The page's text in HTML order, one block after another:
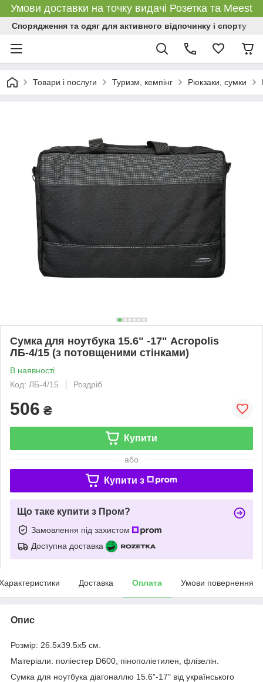
Умови доставки на точку видачі Розетка та Meest
Спорядження та одяг для активного відпочинку і спорту
Товари і послуги Туризм, кемпінг Рюкзаки, сумки
Сумка для ноутбука 15.6" -17" Acropolis
ЛБ-4/15 (з потовщеними стінками)
В наявності
Код: ЛБ-4/15
Роздріб
506 ₴
Купити
або
Купити з
Що таке купити з Пром?
Замовлення під захистом
Доступна доставка
Доставка Оплата Умови повернення
Опис
Розмір: 26.5х39.5х5 см.
Матеріали: поліестер D600, пінополіетилен, флізелін.
Сумка для ноутбука діагоналлю 15.6"-17" від українського